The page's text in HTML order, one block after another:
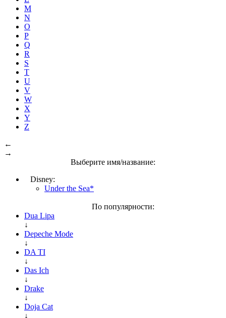
M
N
O
P
Q
R
S
T
U
V
W
X
Y
Z
←
→
Выберите имя/название:
Disney:
Under the Sea*
По популярности:
Dua Lipa
↓
Depeche Mode
↓
DA TI
↓
Das Ich
↓
Drake
↓
Doja Cat
↓